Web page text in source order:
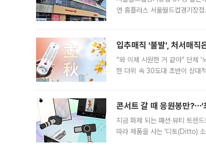
연 홈플러스 서울월드컵경기장
입추매직 '불발', 처서매직
“와 이제 시원한 거 같아” 단체
한 더위 속 30도대 초반이 상대
콘서트 갈 때 응원봉만
지금 화제 되는 패션·뷰티 트렌
따라 제품을 사는 '디토(Ditto)